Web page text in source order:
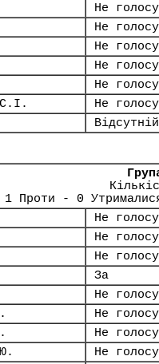
Не
Не
Не
Не
Не
С.І.
Не
Відсутній
Проти - 0
Не
Не
Не
За
Не
Не
Не
Не